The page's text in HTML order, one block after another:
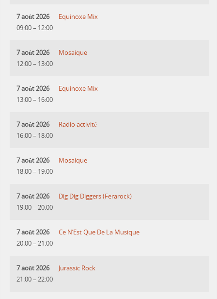
7 août 2026
09:00– 12:00
Equinoxe Mix
7 août 2026
12:00– 13:00
Mosaique
7 août 2026
13:00– 16:00
Equinoxe Mix
7 août 2026
16:00– 18:00
Radio activité
7 août 2026
18:00– 19:00
Mosaique
7 août 2026
19:00– 20:00
Dig Dig Diggers (Ferarock)
7 août 2026
20:00– 21:00
Ce N’Est Que De La Musique
7 août 2026
21:00– 22:00
Jurassic Rock